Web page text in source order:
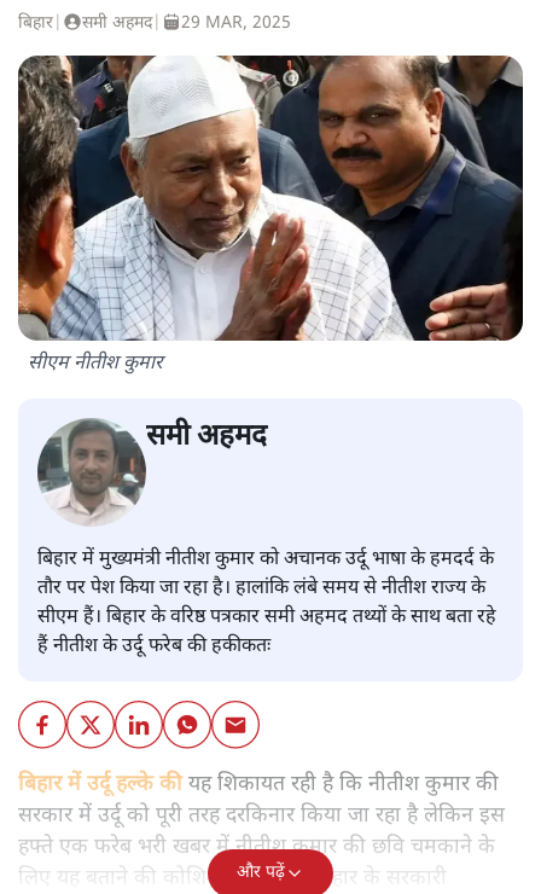
बिहार समी अहमद| 29 MAR, 2025
सीएम नीतीश कुमार
समी अहमद
बिहार में मुख्यमंत्री नीतीश कुमार को अचानक उर्दू भाषा के हमदर्द के
तौर पर पेश किया जा रहा है। हालांकि लंबे समय से नीतीश राज्य के
सीएम हैं। बिहार के वरिष्ठ पत्रकार समी अहमद तथ्यों के साथ बता रहे
हैं नीतीश के उर्दू फरेब की हकीकतः
बिहार में उर्दू हल्के कीयह शिकायत रही है कि नीतीश कुमार की
सरकार में उर्दू को पूरी तरह दरकिनार किया जा रहा है लेकिन इस
हफ्ते एक फरेब भरी खबर में नीतीश कुमार की छवि चमकाने के
लिए यह बताने की कोशिश की गई कि बिहार के सरकारी
और पढ़ें